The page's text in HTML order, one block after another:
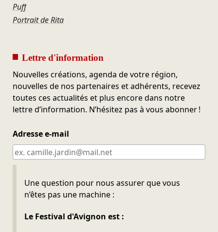
Puff
Portrait de Rita
Lettre d'information
Nouvelles créations, agenda de votre région,
nouvelles de nos partenaires et adhérents, recevez
toutes ces actualités et plus encore dans notre
lettre d’information. N’hésitez pas à vous abonner !
Adresse e-mail
Une question pour nous assurer que vous
n’êtes pas une machine :
Le Festival d'Avignon est :
Ne pas remplir